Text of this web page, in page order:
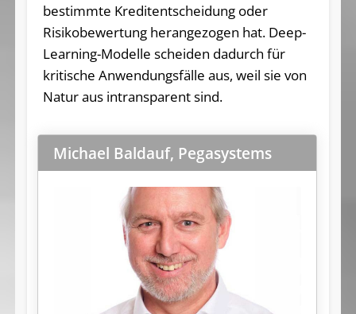
bestimmte Kreditentscheidung oder
Risikobewertung herangezogen hat. Deep-
Learning-Modelle scheiden dadurch für
kritische Anwendungsfälle aus, weil sie von
Natur aus intransparent sind.
Michael Baldauf, Pegasystems